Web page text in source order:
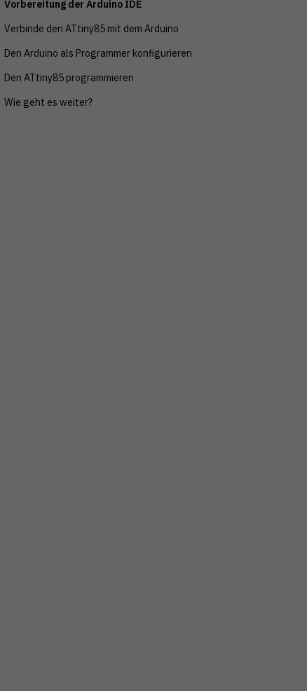
Vorbereitung der Arduino IDE
Verbinde den ATtiny85 mit dem Arduino
Den Arduino als Programmer konfigurieren
Den ATtiny85 programmieren
Wie geht es weiter?